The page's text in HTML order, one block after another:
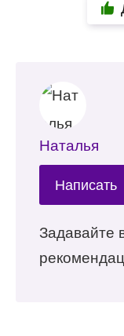
Наталья
Написать
Задавайте